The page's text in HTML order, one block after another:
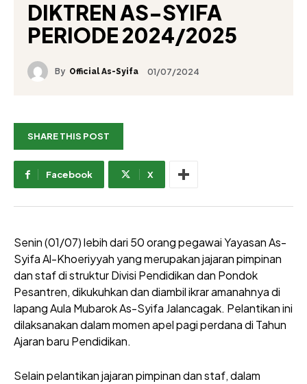
DIKTREN AS-SYIFA
PERIODE 2024/2025
By Official As-Syifa 01/07/2024
SHARE THIS POST
Facebook X
Senin (01/07) lebih dari 50 orang pegawai Yayasan As-
Syifa Al-Khoeriyyah yang merupakan jajaran pimpinan
dan staf di struktur Divisi Pendidikan dan Pondok
Pesantren, dikukuhkan dan diambil ikrar amanahnya di
lapang Aula Mubarok As-Syifa Jalancagak. Pelantikan ini
dilaksanakan dalam momen apel pagi perdana di Tahun
Ajaran baru Pendidikan.
Selain pelantikan jajaran pimpinan dan staf, dalam